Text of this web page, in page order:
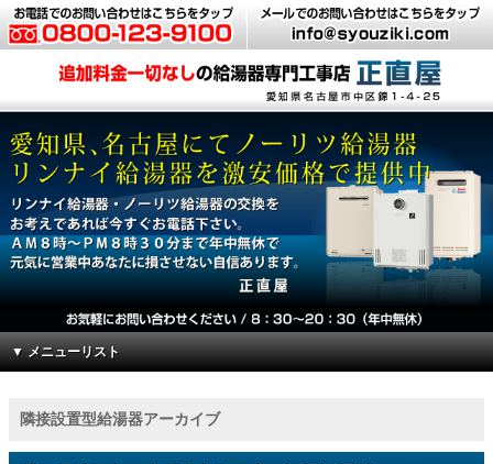
▼ メニューリスト
隣接設置型給湯器アーカイブ